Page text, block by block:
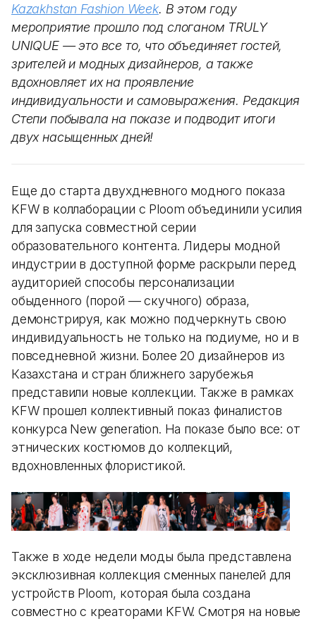
Kazakhstan Fashion Week. В этом году
мероприятие прошло под слоганом TRULY
UNIQUE — это все то, что объединяет гостей,
зрителей и модных дизайнеров, а также
вдохновляет их на проявление
индивидуальности и самовыражения. Редакция
Степи побывала на показе и подводит итоги
двух насыщенных дней!
Еще до старта двухдневного модного показа
KFW в коллаборации с Ploom объединили усилия
для запуска совместной серии
образовательного контента. Лидеры модной
индустрии в доступной форме раскрыли перед
аудиторией способы персонализации
обыденного (порой — скучного) образа,
демонстрируя, как можно подчеркнуть свою
индивидуальность не только на подиуме, но и в
повседневной жизни. Более 20 дизайнеров из
Казахстана и стран ближнего зарубежья
представили новые коллекции. Также в рамках
KFW прошел коллективный показ финалистов
конкурса New generation. На показе было все: от
этнических костюмов до коллекций,
вдохновленных флористикой.
Также в ходе недели моды была представлена
эксклюзивная коллекция сменных панелей для
устройств Ploom, которая была создана
совместно с креаторами KFW. Смотря на новые